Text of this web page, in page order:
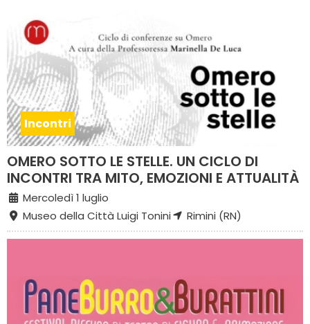
Incontri
OMERO SOTTO LE STELLE. UN CICLO DI
INCONTRI TRA MITO, EMOZIONI E ATTUALITÀ
Mercoledì 1 luglio
Museo della Città Luigi Tonini
Rimini (RN)